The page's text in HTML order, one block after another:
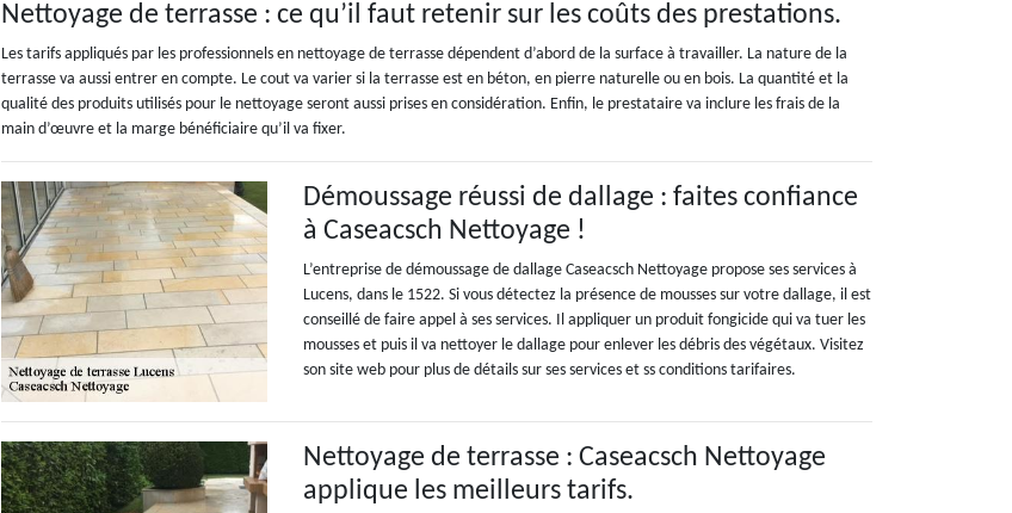
Nettoyage de terrasse : ce qu’il faut retenir sur les coûts des prestations.
Les tarifs appliqués par les professionnels en nettoyage de terrasse dépendent d’abord de la surface à travailler. La nature de la
terrasse va aussi entrer en compte. Le cout va varier si la terrasse est en béton, en pierre naturelle ou en bois. La quantité et la
qualité des produits utilisés pour le nettoyage seront aussi prises en considération. Enfin, le prestataire va inclure les frais de la
main d’œuvre et la marge bénéficiaire qu’il va fixer.
Démoussage réussi de dallage : faites confiance
à Caseacsch Nettoyage !
L’entreprise de démoussage de dallage Caseacsch Nettoyage propose ses services à
Lucens, dans le 1522. Si vous détectez la présence de mousses sur votre dallage, il est
conseillé de faire appel à ses services. Il appliquer un produit fongicide qui va tuer les
mousses et puis il va nettoyer le dallage pour enlever les débris des végétaux. Visitez
son site web pour plus de détails sur ses services et ss conditions tarifaires.
Nettoyage de terrasse : Caseacsch Nettoyage
applique les meilleurs tarifs.